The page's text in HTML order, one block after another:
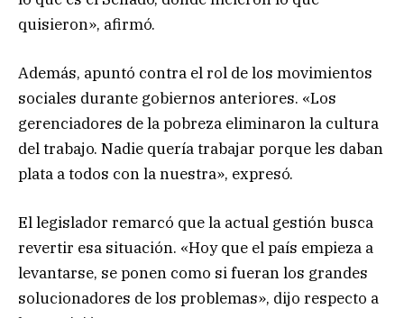
quisieron», afirmó.
Además, apuntó contra el rol de los movimientos
sociales durante gobiernos anteriores. «Los
gerenciadores de la pobreza eliminaron la cultura
del trabajo. Nadie quería trabajar porque les daban
plata a todos con la nuestra», expresó.
El legislador remarcó que la actual gestión busca
revertir esa situación. «Hoy que el país empieza a
levantarse, se ponen como si fueran los grandes
solucionadores de los problemas», dijo respecto a